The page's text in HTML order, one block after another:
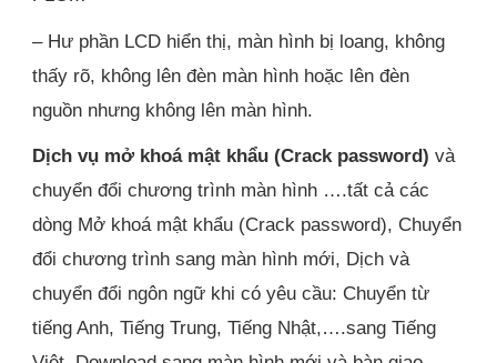
– Hư phần LCD hiển thị, màn hình bị loang, không
thấy rõ, không lên đèn màn hình hoặc lên đèn
nguồn nhưng không lên màn hình.
Dịch vụ mở khoá mật khẩu (Crack password) và
chuyển đổi chương trình màn hình ….tất cả các
dòng Mở khoá mật khẩu (Crack password), Chuyển
đổi chương trình sang màn hình mới, Dịch và
chuyển đổi ngôn ngữ khi có yêu cầu: Chuyển từ
tiếng Anh, Tiếng Trung, Tiếng Nhật,….sang Tiếng